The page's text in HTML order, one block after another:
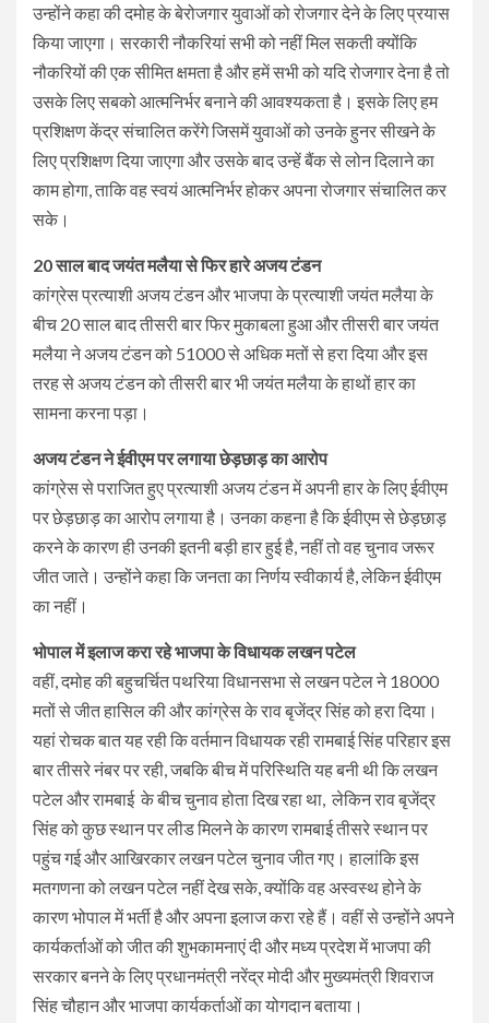
उन्होंने कहा की दमोह के बेरोजगार युवाओं को रोजगार देने के लिए प्रयास
किया जाएगा। सरकारी नौकरियां सभी को नहीं मिल सकती क्योंकि
नौकरियों की एक सीमित क्षमता है और हमें सभी को यदि रोजगार देना है तो
उसके लिए सबको आत्मनिर्भर बनाने की आवश्यकता है। इसके लिए हम
प्रशिक्षण केंद्र संचालित करेंगे जिसमें युवाओं को उनके हुनर सीखने के
लिए प्रशिक्षण दिया जाएगा और उसके बाद उन्हें बैंक से लोन दिलाने का
काम होगा, ताकि वह स्वयं आत्मनिर्भर होकर अपना रोजगार संचालित कर
सके।
20 साल बाद जयंत मलैया से फिर हारे अजय टंडन
कांग्रेस प्रत्याशी अजय टंडन और भाजपा के प्रत्याशी जयंत मलैया के
बीच 20 साल बाद तीसरी बार फिर मुकाबला हुआ और तीसरी बार जयंत
मलैया ने अजय टंडन को 51000 से अधिक मतों से हरा दिया और इस
तरह से अजय टंडन को तीसरी बार भी जयंत मलैया के हाथों हार का
सामना करना पड़ा।
अजय टंडन ने ईवीएम पर लगाया छेड़छाड़ का आरोप
कांग्रेस से पराजित हुए प्रत्याशी अजय टंडन में अपनी हार के लिए ईवीएम
पर छेड़छाड़ का आरोप लगाया है। उनका कहना है कि ईवीएम से छेड़छाड़
करने के कारण ही उनकी इतनी बड़ी हार हुई है, नहीं तो वह चुनाव जरूर
जीत जाते। उन्होंने कहा कि जनता का निर्णय स्वीकार्य है, लेकिन ईवीएम
का नहीं।
भोपाल में इलाज करा रहे भाजपा के विधायक लखन पटेल
वहीं, दमोह की बहुचर्चित पथरिया विधानसभा से लखन पटेल ने 18000
मतों से जीत हासिल की और कांग्रेस के राव बृजेंद्र सिंह को हरा दिया।
यहां रोचक बात यह रही कि वर्तमान विधायक रही रामबाई सिंह परिहार इस
बार तीसरे नंबर पर रही, जबकि बीच में परिस्थिति यह बनी थी कि लखन
पटेल और रामबाई के बीच चुनाव होता दिख रहा था, लेकिन राव बृजेंद्र
सिंह को कुछ स्थान पर लीड मिलने के कारण रामबाई तीसरे स्थान पर
पहुंच गई और आखिरकार लखन पटेल चुनाव जीत गए। हालांकि इस
मतगणना को लखन पटेल नहीं देख सके, क्योंकि वह अस्वस्थ होने के
कारण भोपाल में भर्ती है और अपना इलाज करा रहे हैं। वहीं से उन्होंने अपने
कार्यकर्ताओं को जीत की शुभकामनाएं दी और मध्य प्रदेश में भाजपा की
सरकार बनने के लिए प्रधानमंत्री नरेंद्र मोदी और मुख्यमंत्री शिवराज
सिंह चौहान और भाजपा कार्यकर्ताओं का योगदान बताया।